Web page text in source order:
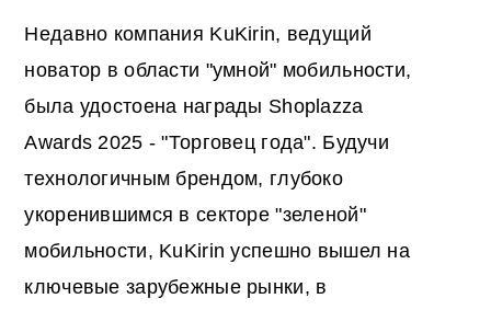
Недавно компания KuKirin, ведущий
новатор в области "умной" мобильности,
была удостоена награды Shoplazza
Awards 2025 - "Торговец года". Будучи
технологичным брендом, глубоко
укоренившимся в секторе "зеленой"
мобильности, KuKirin успешно вышел на
ключевые зарубежные рынки, в